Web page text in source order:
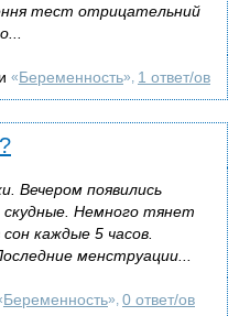
тест отрицательний
«Беременность», 1 ответ/ов
Вечером появились
скудные. Немного тянет
каждые 5 часов.
менструации...
Беременность», 0 ответ/ов